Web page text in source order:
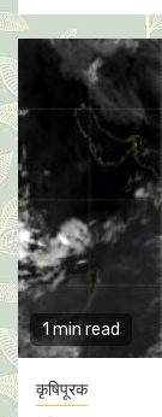
1 min read
कृषिपूरक